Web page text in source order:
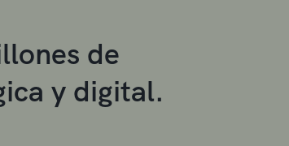
de
y digital.